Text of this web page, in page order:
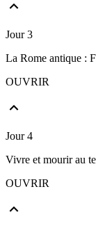
Jour 3
La Rome antique :
OUVRIR
Jour 4
Vivre et mourir au
OUVRIR